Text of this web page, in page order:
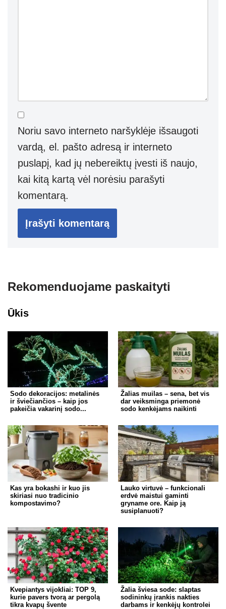
Noriu savo interneto naršyklėje išsaugoti
vardą, el. pašto adresą ir interneto
puslapį, kad jų nebereiktų įvesti iš naujo,
kai kitą kartą vėl norėsiu parašyti
komentarą.
Rekomenduojame paskaityti
Ūkis
Sodo dekoracijos: metalinės
ir šviečiančios – kaip jos
pakeičia vakarinį sodo...
Žalias muilas – sena, bet vis
dar veiksminga priemonė
sodo kenkėjams naikinti
Kas yra bokashi ir kuo jis
skiriasi nuo tradicinio
kompostavimo?
Lauko virtuvė – funkcionali
erdvė maistui gaminti
gryname ore. Kaip ją
susiplanuoti?
Kvepiantys vijokliai: TOP 9,
kurie pavers tvorą ar pergolą
tikra kvapų švente
Žalia šviesa sode: slaptas
sodininkų įrankis nakties
darbams ir kenkėjų kontrolei